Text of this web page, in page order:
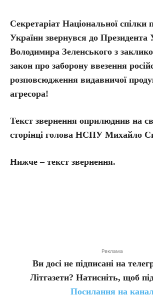
Секретаріат Національної спілки
України звернувся до Президента
Володимира Зеленського з
закон про заборону ввезення
розповсюдження видавничої
агресора!
Текст звернення оприлюднив на
сторінці голова НСПУ Михайло
Нижче – текст звернення.
Реклама
Ви досі не підписані на
Літгазети? Натисніть, щоб
Посилання на